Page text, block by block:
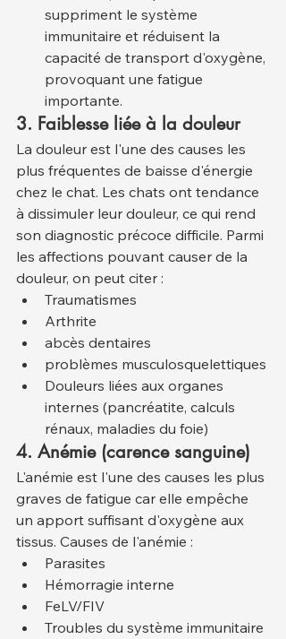
suppriment le système
immunitaire et réduisent la
capacité de transport d'oxygène,
provoquant une fatigue
importante.
3. Faiblesse liée à la douleur
La douleur est l'une des causes les
plus fréquentes de baisse d'énergie
chez le chat. Les chats ont tendance
à dissimuler leur douleur, ce qui rend
son diagnostic précoce difficile. Parmi
les affections pouvant causer de la
douleur, on peut citer :
Traumatismes
Arthrite
abcès dentaires
problèmes musculosquelettiques
Douleurs liées aux organes
internes (pancréatite, calculs
rénaux, maladies du foie)
4. Anémie (carence sanguine)
L'anémie est l'une des causes les plus
graves de fatigue car elle empêche
un apport suffisant d'oxygène aux
tissus. Causes de l'anémie :
Parasites
Hémorragie interne
FeLV/FIV
Troubles du système immunitaire